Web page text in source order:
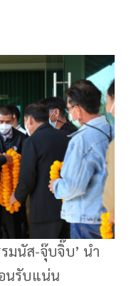
รมนัส-จุ๊บจิ๊บ’ นำ
นรับแน่น